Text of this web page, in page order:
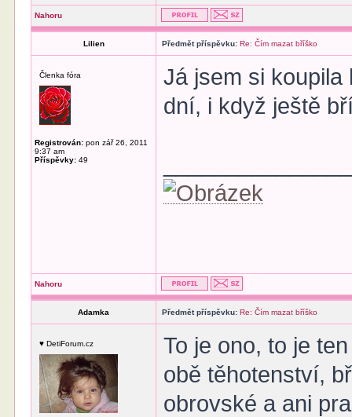
Nahoru
Lilien Předmět příspěvku: Re: Čím mazat bříško
Členka fóra
Registrován: pon zář 26, 2011
9:37 am
Příspěvky: 49
Já jsem si
dní, i když ještě
Nahoru
Adamka Předmět příspěvku: Re: Čím mazat bříško
♥ DetiForum.cz
To je ono, to je
obě těhotenství,
obrovské a ani